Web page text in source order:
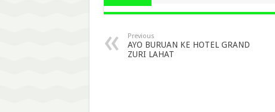
Previous
AYO BURUAN KE HOTEL GRAND
ZURI LAHAT